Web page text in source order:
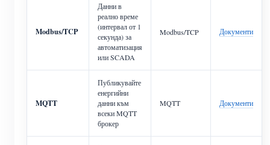
Modbus/TCP
Данни в
реално време
(интервал от 1
секунда) за
автоматизация
или SCADA
Modbus/TCP Документи
MQTT
Публикувайте
енергийни
данни към
всеки MQTT
брокер
MQTT Документи